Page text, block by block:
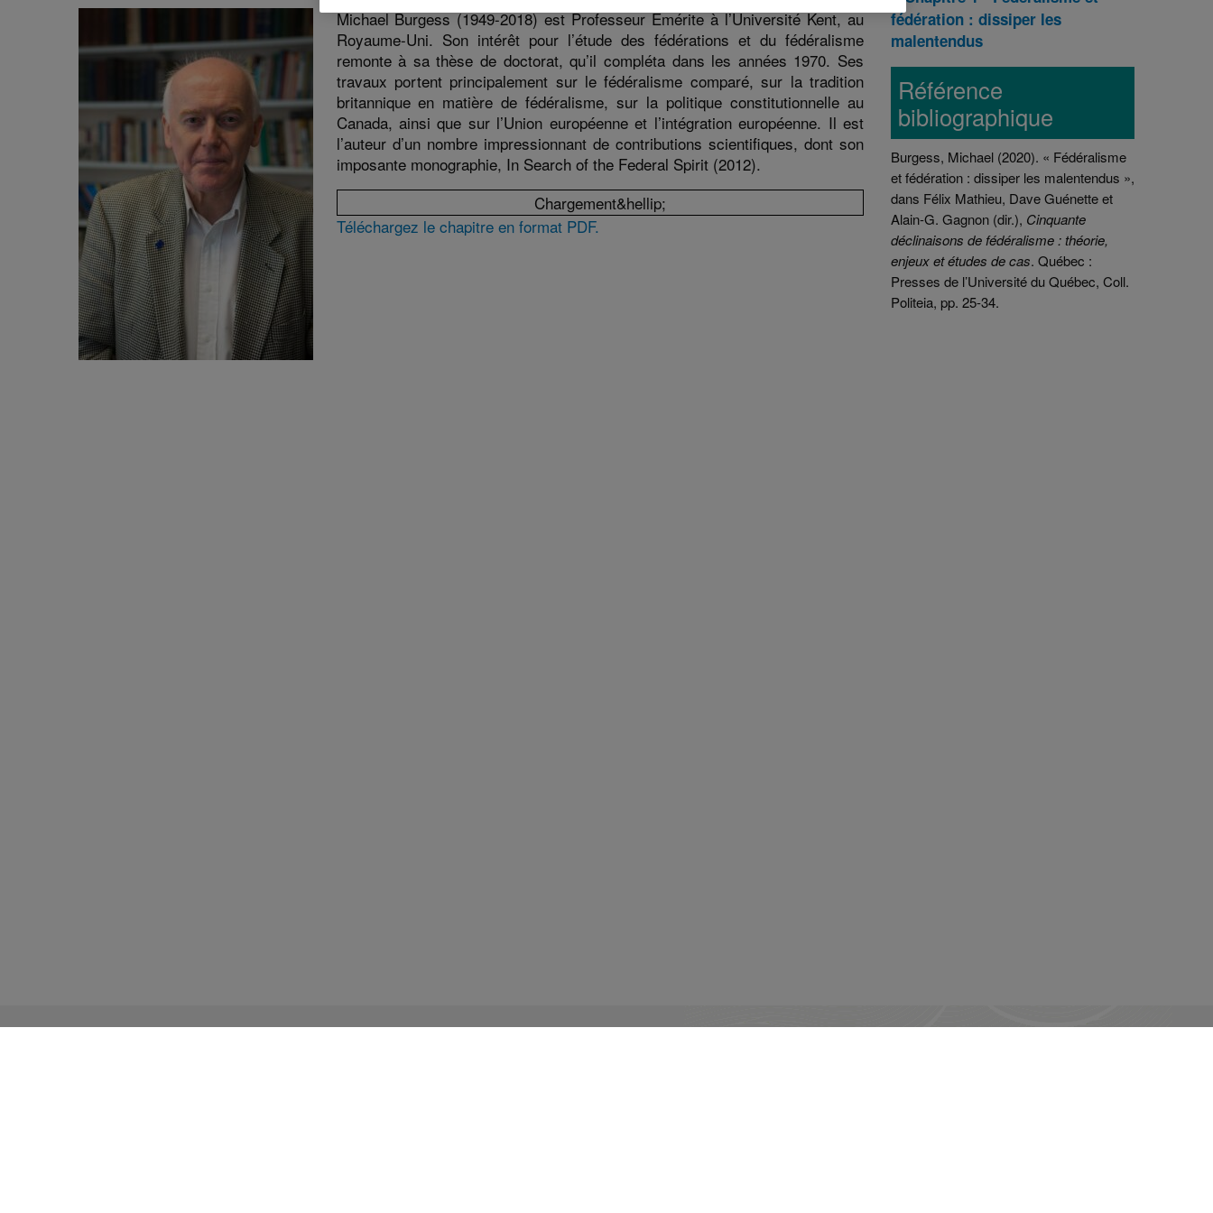
:
:
Michael Burgess (1949-2018) est Professeur Émérite à l’Université Kent, au
Royaume-Uni. Son intérêt pour l’étude des fédérations et du fédéralisme
remonte à sa thèse de doctorat, qu’il compléta dans les années 1970. Ses
travaux portent principalement sur le fédéralisme comparé, sur la tradition
britannique en matière de fédéralisme, sur la politique constitutionnelle au
Canada, ainsi que sur l’Union européenne et l’intégration européenne. Il est
l’auteur d’un nombre impressionnant de contributions scientifiques, dont son
imposante monographie, In Search of the Federal Spirit (2012).
Chargement&hellip;
Téléchargez le chapitre en format PDF.
fédération : dissiper les
malentendus
Référence
bibliographique
Burgess, Michael (2020). « Fédéralisme
et fédération : dissiper les malentendus »,
dans Félix Mathieu, Dave Guénette et
Alain-G. Gagnon (dir.), Cinquante
déclinaisons de fédéralisme : théorie,
enjeux et études de cas. Québec :
Presses de l’Université du Québec, Coll.
Politeia, pp. 25-34.